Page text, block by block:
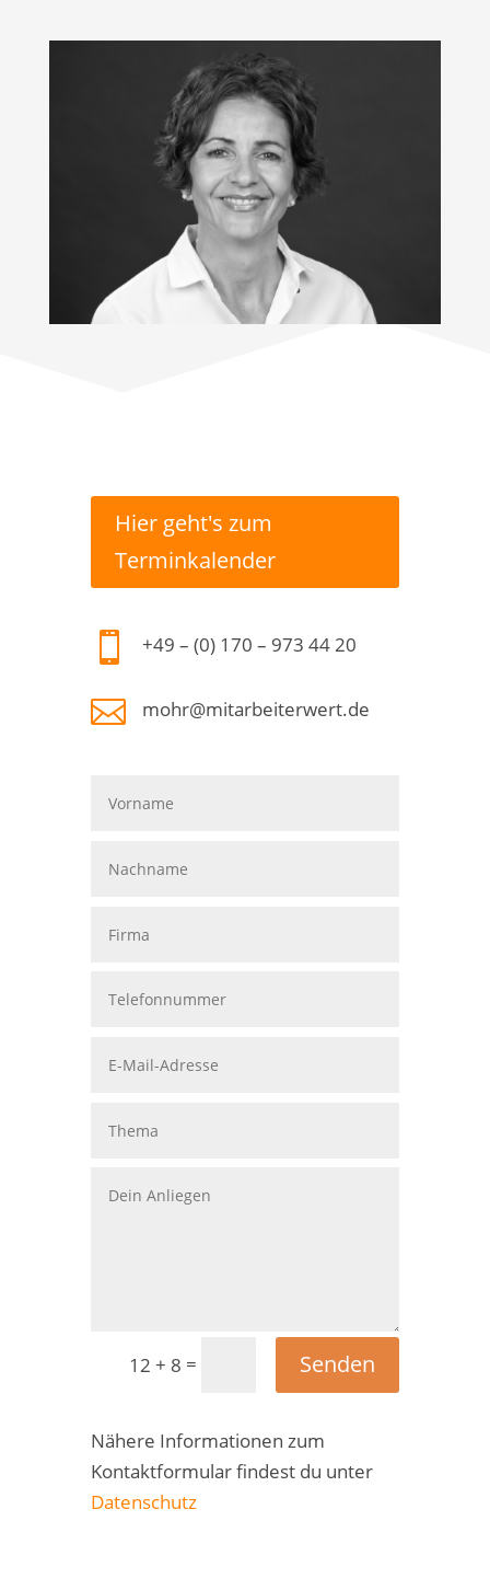
Hier geht's zum
Terminkalender
 +49 – (0) 170 – 973 44 20
 mohr@mitarbeiterwert.de
12 + 8 = Senden
Nähere Informationen zum
Kontaktformular findest du unter
Datenschutz